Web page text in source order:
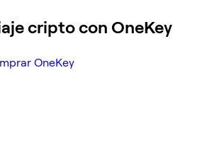
cripto con OneKey
OneKey